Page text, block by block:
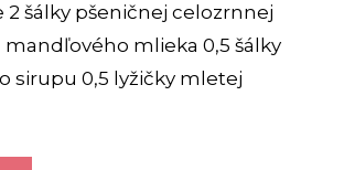
šálky pšeničnej celozrnnej
mandľového mlieka 0,5 šálky
sirupu 0,5 lyžičky mletej